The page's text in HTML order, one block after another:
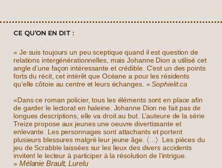
CE QU’ON EN DIT :
« Je suis toujours un peu sceptique quand il est question de
relations intergénérationnelles, mais Johanne Dion a utilisé cet
angle d’une façon intéressante et crédible. C’est un des points
forts du récit, cet intérêt que Océane a pour les résidents
qu’elle côtoie au centre et leurs échanges. »Sophielit.ca
«Dans ce roman policier, tous les éléments sont en place afin
de garder le lectorat en haleine. Johanne Dion ne fait pas de
longues descriptions, elle va droit au but. L’auteure de la série
Treize propose aux jeunes une oeuvre divertissante et
enlevante. Les personnages sont attachants et portent
plusieurs blessures malgré leur jeune âge. 〈…〉 Les pièces du
jeu de Scrabble laissées sur les lieux des divers accidents
invitent le lecteur à participer à la résolution de l’intrigue.
» Mélanie Brault, Lurelu